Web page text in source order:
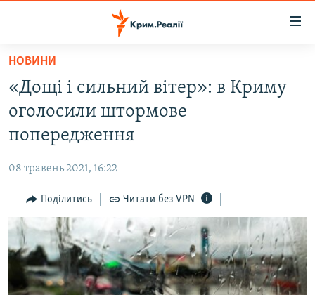
Перейти
основного
матеріалу
до
основної
навігації
Перейти
пошуку
ВОДА.КРИМ
БЛОГИ
ПОГЛЯД
ІНТЕРВ'Ю
ВСЕ ЗА ДЕНЬ
СПЕЦПРОЕКТИ
НОВИНИ
«Дощі і сильний вітер»: в Криму
оголосили штормове
попередження
08 травень 2021, 16:22
Поділитись Читати без VPN